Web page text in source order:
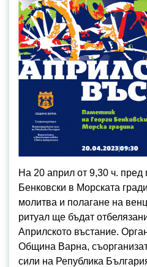
На 20 април от 9,30 ч. пред
Бенковски в Морската
молитва и полагане на
ритуал ще бъдат
Априлското въстание.
Община Варна,
сили на Република